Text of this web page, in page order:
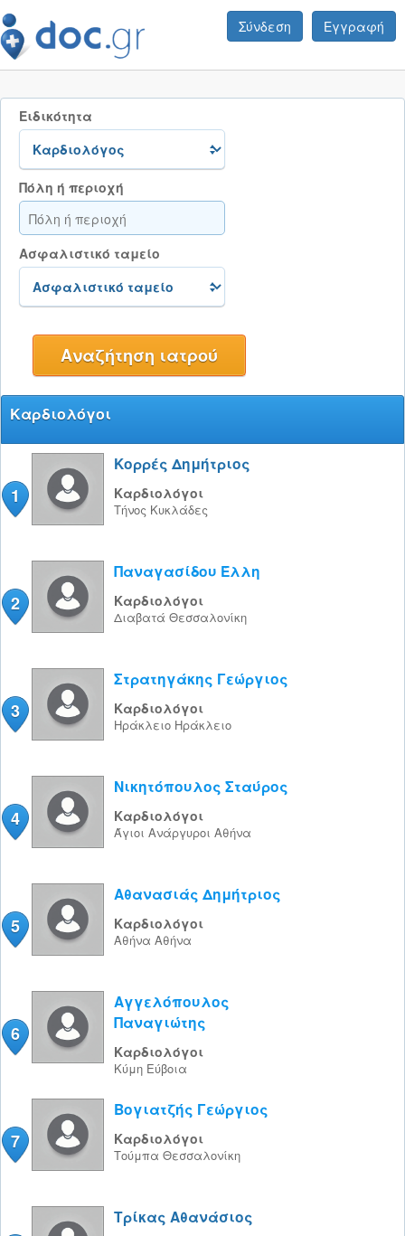
Σύνδεση Εγγραφή
Ειδικότητα
Πόλη ή περιοχή
Ασφαλιστικό ταμείο
Καρδιολόγοι
1
Κορρές Δημήτριος
Καρδιολόγοι
Τήνος Κυκλάδες
2
Παναγασίδου Έλλη
Καρδιολόγοι
Διαβατά Θεσσαλονίκη
3
Στρατηγάκης Γεώργιος
Καρδιολόγοι
Ηράκλειο Ηράκλειο
4
Νικητόπουλος Σταύρος
Καρδιολόγοι
Άγιοι Ανάργυροι Αθήνα
5
Αθανασιάς Δημήτριος
Καρδιολόγοι
Αθήνα Αθήνα
6
Αγγελόπουλος
Παναγιώτης
Καρδιολόγοι
Κύμη Εύβοια
7
Βογιατζής Γεώργιος
Καρδιολόγοι
Τούμπα Θεσσαλονίκη
Τρίκας Αθανάσιος